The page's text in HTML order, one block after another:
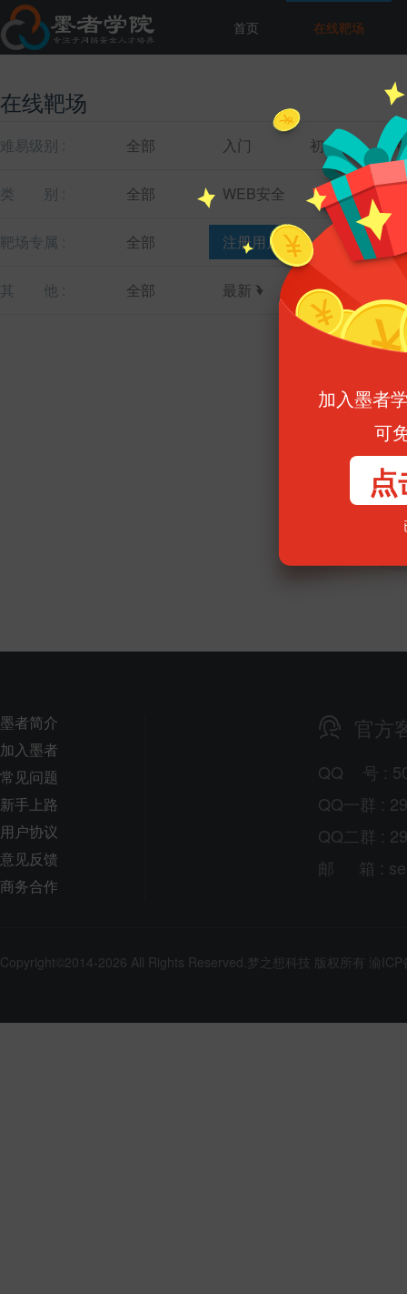
首页 在线靶场
在线靶场
难易级别 : 全部 入门 初级
类 别 : 全部 WEB安全 主机安全
靶场专属 : 全部 注册用户 教育机构
其 他 : 全部 最新 最热
加入墨者
可
墨者简介
加入墨者
常见问题
新手上路
用户协议
意见反馈
商务合作
官方
QQ 号 :
QQ一群 :
QQ二群 :
邮
箱 :
Copyright©2014-2026 All Rights Reserved.梦之想科技 版权所有 渝